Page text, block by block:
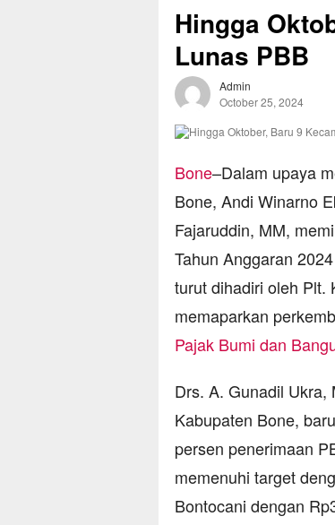
Hingga
Lunas PBB
Admin
October 25, 2024
Bone–Dalam upaya
Bone, Andi Winarno
Fajaruddin, MM,
Tahun Anggaran
turut dihadiri oleh Plt.
memaparkan
Pajak Bumi dan
Drs. A. Gunadil
Kabupaten Bone,
persen penerimaan
memenuhi target
Bontocani dengan